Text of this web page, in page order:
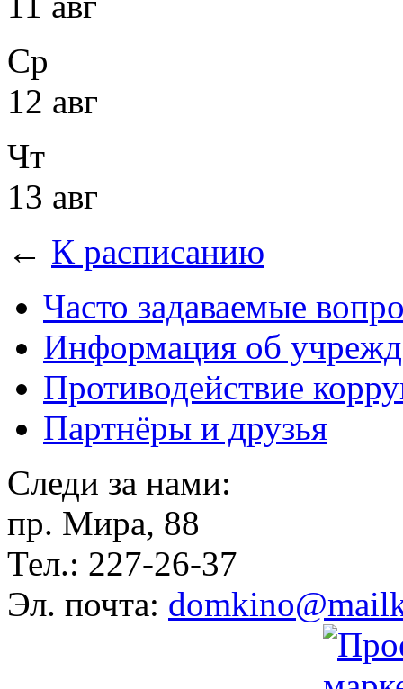
Ср
12 авг
Чт
13 авг
← К расписанию
Часто задаваемые
Информация об
Противодействие
Партнёры и друзья
Следи за нами:
пр. Мира, 88
Тел.: 227-26-37
Эл. почта: